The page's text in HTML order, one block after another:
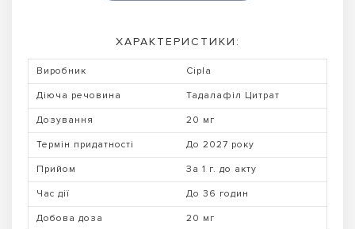
ХАРАКТЕРИСТИКИ:
Виробник Cipla
Діюча речовина Тадалафіл Цитрат
Дозування 20 мг
Термін придатності До 2027 року
Прийом За 1 г. до акту
Час дії До 36 годин
Добова доза 20 мг